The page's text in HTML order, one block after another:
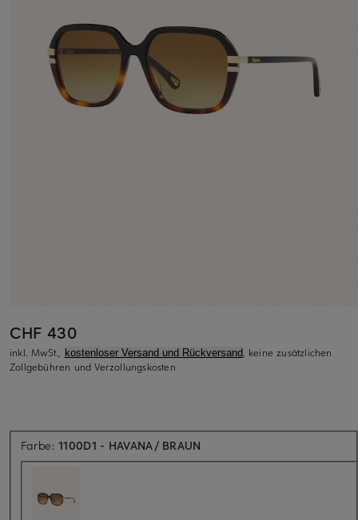
CHF 430
inkl. MwSt., kostenloser Versand und Rückversand, keine zusätzlichen
Zollgebühren und Verzollungskosten
Farbe:1100D1 - HAVANA/ BRAUN